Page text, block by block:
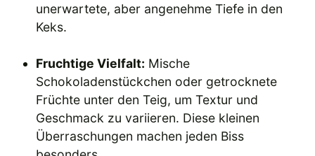
unerwartete, aber angenehme Tiefe in den
Keks.
Fruchtige Vielfalt: Mische
Schokoladenstückchen oder getrocknete
Früchte unter den Teig, um Textur und
Geschmack zu variieren. Diese kleinen
Überraschungen machen jeden Biss